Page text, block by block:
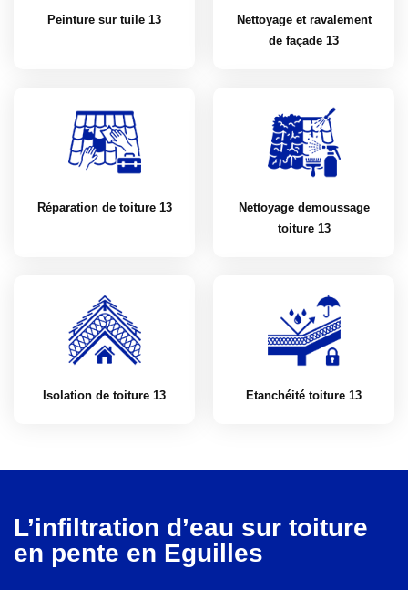
Peinture sur tuile 13
Nettoyage et ravalement
de façade 13
Réparation de toiture 13
Nettoyage demoussage
toiture 13
Isolation de toiture 13 Etanchéité toiture 13
L’infiltration d’eau sur toiture
en pente en Eguilles